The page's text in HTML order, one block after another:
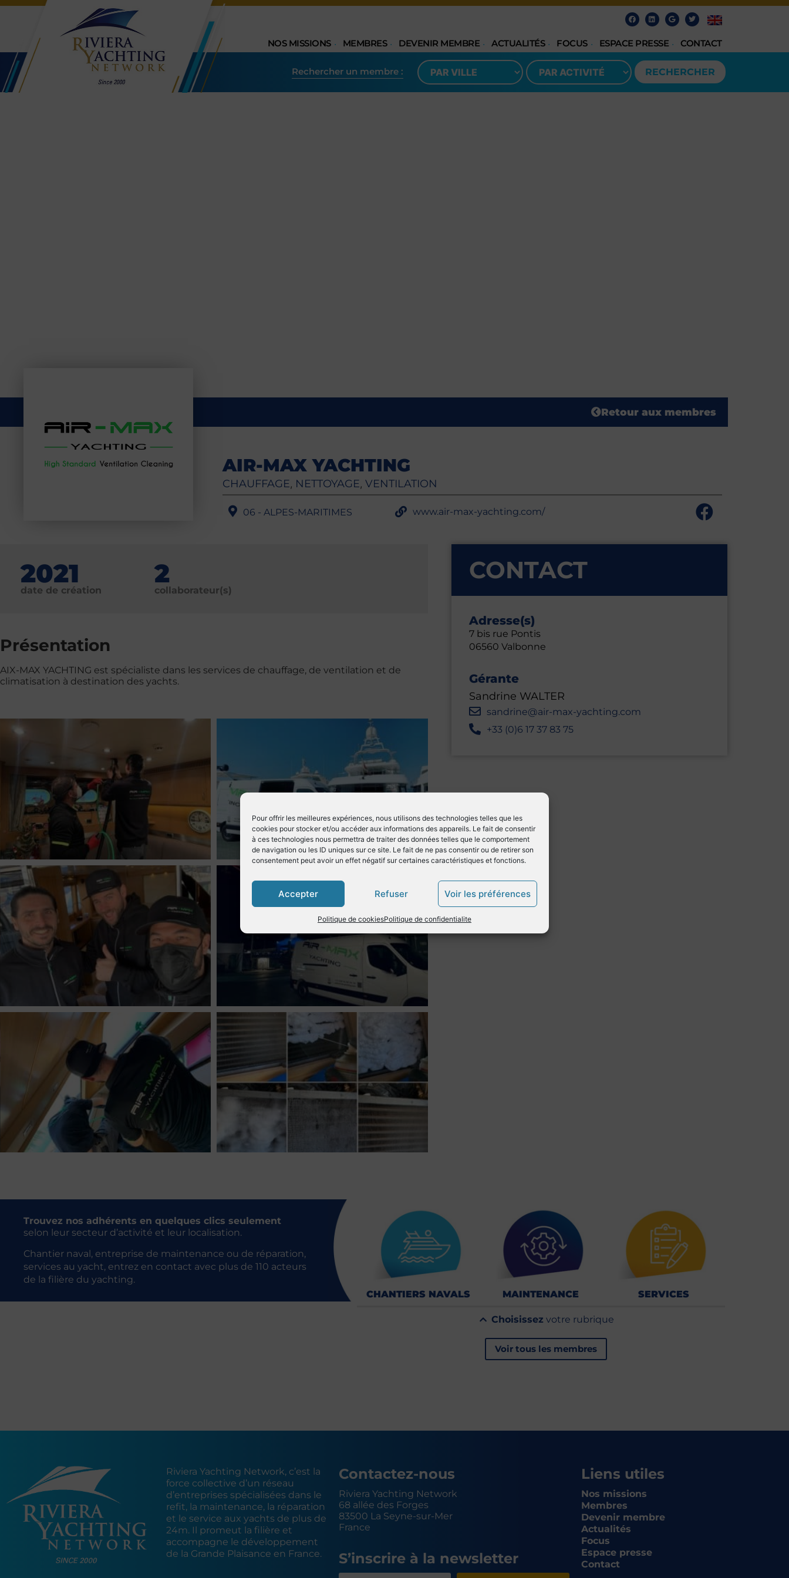
Pour offrir les meilleures expériences, nous utilisons des technologies telles que les
cookies pour stocker et/ou accéder aux informations des appareils. Le fait de consentir
à ces technologies nous permettra de traiter des données telles que le comportement
de navigation ou les ID uniques sur ce site. Le fait de ne pas consentir ou de retirer son
consentement peut avoir un effet négatif sur certaines caractéristiques et fonctions.
Accepter Refuser Voir les préférences
Politique de cookiesPolitique de confidentialite
NOS MISSIONS MEMBRES DEVENIR MEMBRE ACTUALITÉS FOCUS ESPACE PRESSE CONTACT
Rechercher un membre​ : RECHERCHER
Retour aux membres
AIR-MAX YACHTING
CHAUFFAGE, NETTOYAGE, VENTILATION
06 - ALPES-MARITIMES www.air-max-yachting.com/
2021
date de création
2
collaborateur(s)
Présentation
AIX-MAX YACHTING est spécialiste dans les services de chauffage, de ventilation et de
climatisation à destination des yachts.
CONTACT
Adresse(s)
7 bis rue Pontis
06560 Valbonne
Gérante
Sandrine WALTER
sandrine@air-max-yachting.com
+33 (0)6 17 37 83 75
Trouvez nos adhérents en quelques clics seulement
selon leur secteur d’activité et leur localisation.
Chantier naval, entreprise de maintenance ou de réparation,
services au yacht, entrez en contact avec plus de 110 acteurs
de la filière du yachting.
CHANTIERS NAVALS
MAINTENANCE SERVICES
Choisissez votre rubrique
Voir tous les membres
Riviera Yachting Network, c’est la
force collective d’un réseau
d’entreprises spécialisées dans le
refit, la maintenance, la réparation
et le service aux yachts de plus de
24m. Il promeut la filière et
accompagne le développement
de la Grande Plaisance en France.
Contactez-nous
Riviera Yachting Network
68 allée des Forges
83500 La Seyne-sur-Mer
France
S’inscrire à la newsletter
Liens utiles
Nos missions
Membres
Devenir membre
Actualités
Focus
Espace presse
Contact